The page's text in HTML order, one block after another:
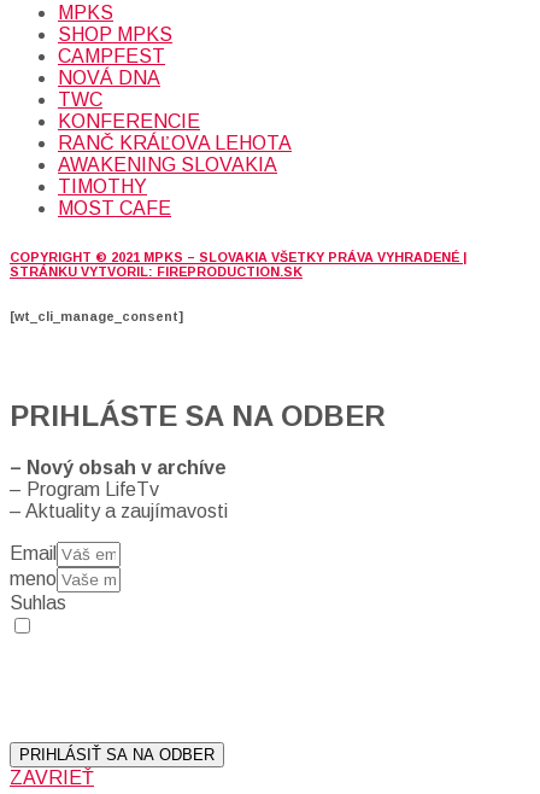
MPKS
SHOP MPKS
CAMPFEST
NOVÁ DNA
TWC
KONFERENCIE
RANČ KRÁĽOVA LEHOTA
AWAKENING SLOVAKIA
TIMOTHY
MOST CAFE
COPYRIGHT © 2021 MPKS – SLOVAKIA VŠETKY PRÁVA VYHRADENÉ |
STRÁNKU VYTVORIL: FIREPRODUCTION.SK
[wt_cli_manage_consent]
PRIHLÁSTE SA NA ODBER
– Nový obsah v archíve
– Program LifeTv
– Aktuality a zaujímavosti
Email
meno
Suhlas
PRIHLÁSIŤ SA NA ODBER
ZAVRIEŤ